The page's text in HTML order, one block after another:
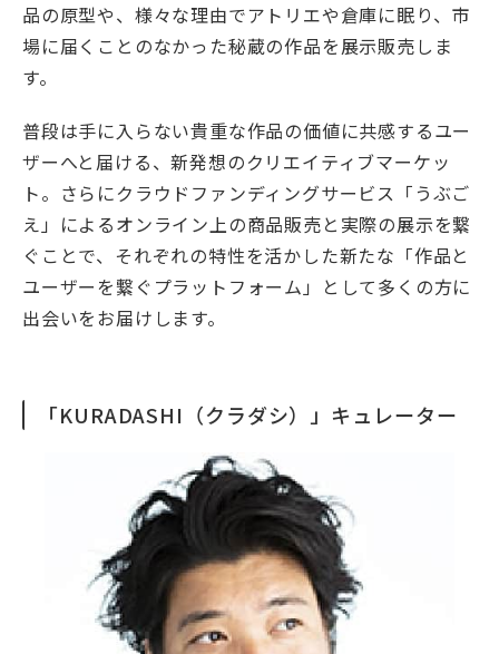
品の原型や、様々な理由でアトリエや倉庫に眠り、市
場に届くことのなかった秘蔵の作品を展示販売しま
す。
普段は手に入らない貴重な作品の価値に共感するユー
ザーへと届ける、新発想のクリエイティブマーケッ
ト。さらにクラウドファンディングサービス「うぶご
え」によるオンライン上の商品販売と実際の展示を繋
ぐことで、それぞれの特性を活かした新たな「作品と
ユーザーを繋ぐプラットフォーム」として多くの方に
出会いをお届けします。
「KURADASHI（クラダシ）」キュレーター